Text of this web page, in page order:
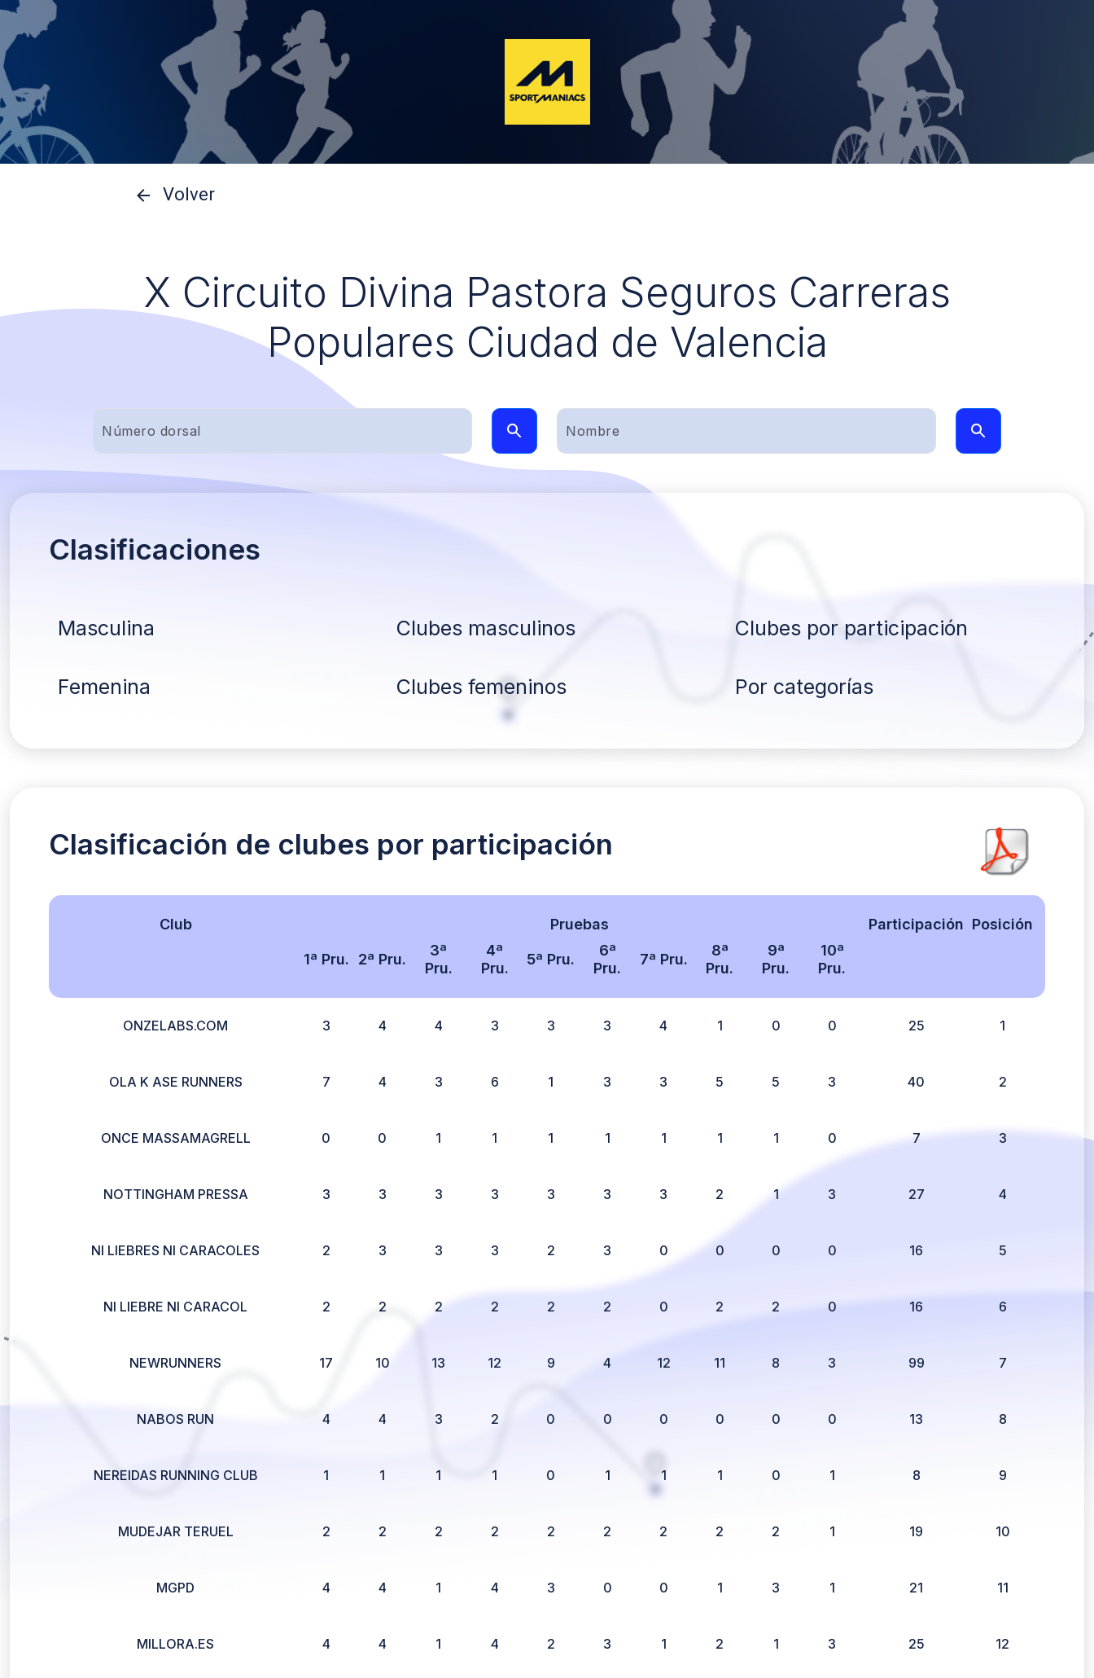
Volver
X Circuito Divina Pastora Seguros Carreras
Populares Ciudad de Valencia
Clasificaciones
Masculina Clubes masculinos Clubes por participación
Femenina Clubes femeninos Por categorías
Clasificación de clubes por participación
Club Pruebas
1ª Pru. 2ª Pru.
3ª
Pru.
4ª
Pru.
5ª Pru.
6ª
Pru.
7ª Pru.
8ª
Pru.
9ª
Pru.
10ª
Pru.
Participación Posición
ONZELABS.COM 3 4 4 3 3 3 4 1 0 0 25 1
OLA K ASE RUNNERS 7 4 3 6 1 3 3 5 5 3 40 2
ONCE MASSAMAGRELL 0 0 1 1 1 1 1 1 1 0 7 3
NOTTINGHAM PRESSA 3 3 3 3 3 3 3 2 1 3 27 4
NI LIEBRES NI CARACOLES 2 3 3 3 2 3 0 0 0 0 16 5
NI LIEBRE NI CARACOL 2 2 2 2 2 2 0 2 2 0 16 6
NEWRUNNERS 17 10 13 12 9 4 12 11 8 3 99 7
NABOS RUN 4 4 3 2 0 0 0 0 0 0 13 8
NEREIDAS RUNNING CLUB 1 1 1 1 0 1 1 1 0 1 8 9
MUDEJAR TERUEL 2 2 2 2 2 2 2 2 2 1 19 10
MGPD 4 4 1 4 3 0 0 1 3 1 21 11
MILLORA.ES 4 4 1 4 2 3 1 2 1 3 25 12